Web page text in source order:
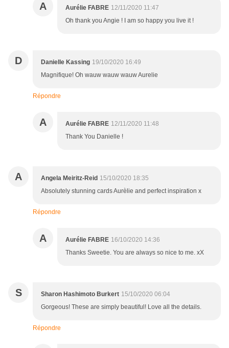
A Aurélie FABRE 12/11/2020 11:47
Oh thank you Angie ! I am so happy you live it !
D Danielle Kassing 19/10/2020 16:49
Magnifique! Oh wauw wauw wauw Aurelie
Répondre
A Aurélie FABRE 12/11/2020 11:48
Thank You Danielle !
A Angela Meiritz-Reid 15/10/2020 18:35
Absolutely stunning cards Aurèlie and perfect inspiration x
Répondre
A Aurélie FABRE 16/10/2020 14:36
Thanks Sweetie. You are always so nice to me. xX
S Sharon Hashimoto Burkert 15/10/2020 06:04
Gorgeous! These are simply beautiful! Love all the details.
Répondre